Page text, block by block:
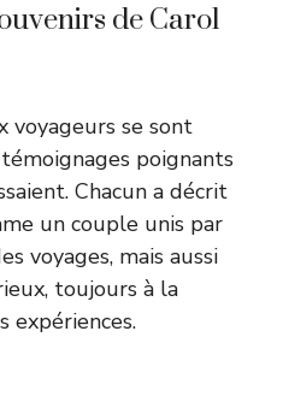
de Carol
voyageurs se sont
poignants
Chacun a décrit
un couple unis par
voyages, mais aussi
toujours à la
expériences.